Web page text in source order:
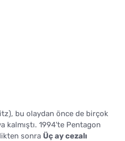
bu olaydan önce de birçok
kalmıştı. 1994'te Pentagon
sonra Üç ay cezalı